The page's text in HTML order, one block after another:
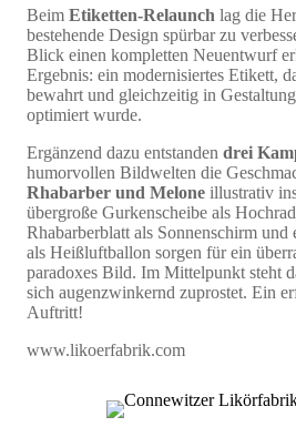
Beim Etiketten-Relaunch lag die
bestehende Design spürbar zu
Blick einen kompletten Neuentwurf
Ergebnis: ein modernisiertes Etikett,
bewahrt und gleichzeitig in
optimiert wurde.
Ergänzend dazu entstanden drei
humorvollen Bildwelten die
Rhabarber und Melone illustrativ
übergroße Gurkenscheibe als
Rhabarberblatt als Sonnenschirm und
als Heißluftballon sorgen für ein
paradoxes Bild. Im Mittelpunkt steht
sich augenzwinkernd zuprostet. Ein
Auftritt!
www.likoerfabrik.com